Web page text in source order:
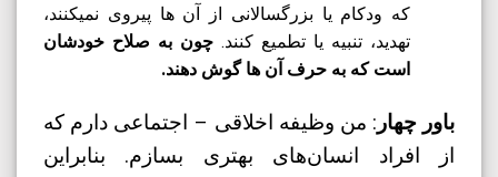
که ودکام یا بزرگسالانی از آن ها پیروی نمیکنند،
تهدید، تنبیه یا تطمیع کنند. چون به صلاح خودشان
است که به حرف آن ها گوش دهند.
باور چهار : من وظیفه اخلاقی – اجتماعی دارم که
از افراد انسان‌های بهتری بسازم. بنابراین